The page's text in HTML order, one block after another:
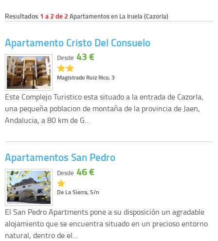
Resultados 1 a 2 de 2 Apartamentos en La Iruela (Cazorla)
Apartamento Cristo Del Consuelo
Magistrado Ruiz Rico, 3
Desde 43 €
Este Complejo Turistico esta situado a la entrada de Cazorla,
una pequeña poblacion de montaña de la provincia de Jaen,
Andalucia, a 80 km de G…
Apartamentos San Pedro
De La Sierra, S/n
Desde 46 €
El San Pedro Apartments pone a su disposición un agradable
alojamiento que se encuentra situado en un precioso entorno
natural, dentro de el…